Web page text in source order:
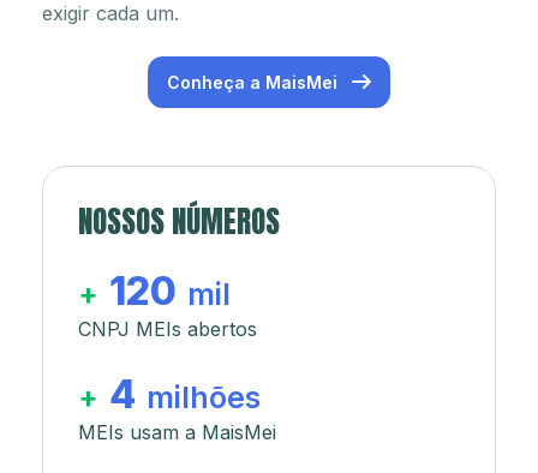
exigir cada um.
Conheça a MaisMei
NOSSOS NÚMEROS
+ 120 mil
CNPJ MEIs abertos
+ 4 milhões
MEIs usam a MaisMei